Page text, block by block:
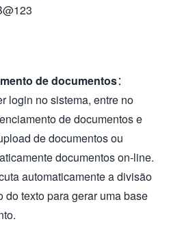
de documentos：
login no sistema, entre no
de documentos e
de documentos ou
documentos on-line.
automaticamente a divisão
do texto para gerar uma base